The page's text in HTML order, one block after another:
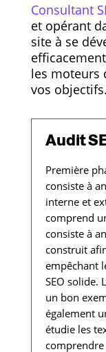
Consultant
et opérant
site à se
les moteurs
vos objectifs.
Audit
Première
consiste à
interne et
comprend
consiste à
construit
empêchant
SEO solide.
un bon
également
étudie les